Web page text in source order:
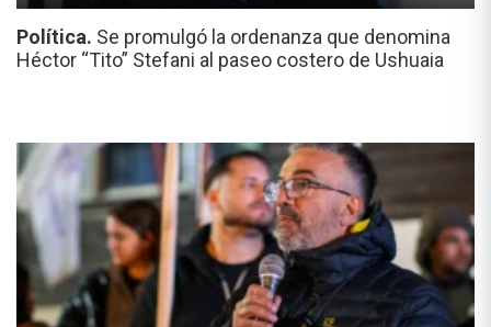
Política. Se promulgó la ordenanza que denomina
Héctor “Tito” Stefani al paseo costero de Ushuaia